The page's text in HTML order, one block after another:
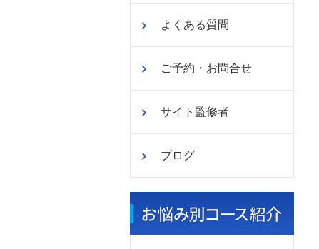
よくある質問
ご予約・お問合せ
サイト監修者
ブログ